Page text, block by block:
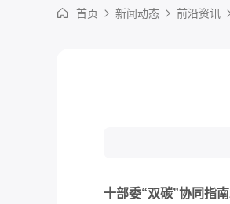
首页 新闻动态 前沿资讯
十部委“双碳”协同指